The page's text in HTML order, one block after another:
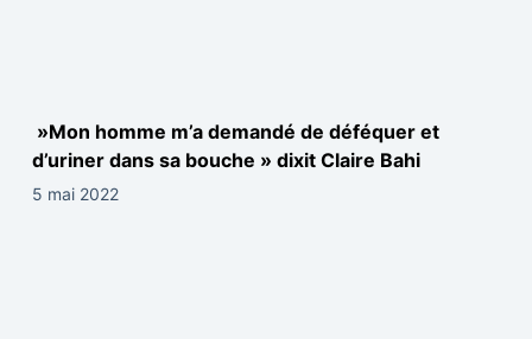
»Mon homme m’a demandé de déféquer et
d’uriner dans sa bouche » dixit Claire Bahi
5 mai 2022